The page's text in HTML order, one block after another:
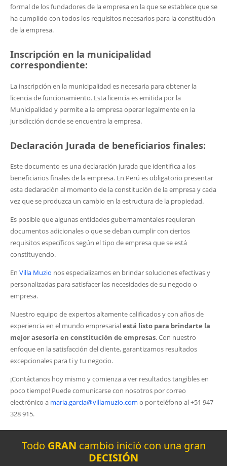
formal de los fundadores de la empresa en la que se establece que se
ha cumplido con todos los requisitos necesarios para la constitución
de la empresa.
Inscripción en la municipalidad
correspondiente:
La inscripción en la municipalidad es necesaria para obtener la
licencia de funcionamiento. Esta licencia es emitida por la
Municipalidad y permite a la empresa operar legalmente en la
jurisdicción donde se encuentra la empresa.
Declaración Jurada de beneficiarios finales:
Este documento es una declaración jurada que identifica a los
beneficiarios finales de la empresa. En Perú es obligatorio presentar
esta declaración al momento de la constitución de la empresa y cada
vez que se produzca un cambio en la estructura de la propiedad.
Es posible que algunas entidades gubernamentales requieran
documentos adicionales o que se deban cumplir con ciertos
requisitos específicos según el tipo de empresa que se está
constituyendo.
En Villa Muzio nos especializamos en brindar soluciones efectivas y
personalizadas para satisfacer las necesidades de su negocio o
empresa.
Nuestro equipo de expertos altamente calificados y con años de
experiencia en el mundo empresarialestá listo para brindarte la
mejor asesoría en constitución de empresas. Con nuestro
enfoque en la satisfacción del cliente, garantizamos resultados
excepcionales para ti y tu negocio.
¡Contáctanos hoy mismo y comienza a ver resultados tangibles en
poco tiempo! Puede comunicarse con nosotros por correo
electrónico a maria.garcia@villamuzio.com o por teléfono al +51 947
328 915.
Todo GRAN cambio inició con una gran
DECISIÓN